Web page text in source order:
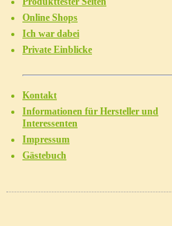
Online Shops
Ich war dabei
Private Einblicke
Kontakt
Informationen für Hersteller und
Interessenten
Impressum
Gästebuch